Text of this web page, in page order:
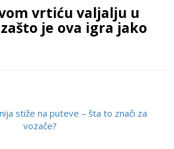
vrtiću valjalju u
je ova igra jako